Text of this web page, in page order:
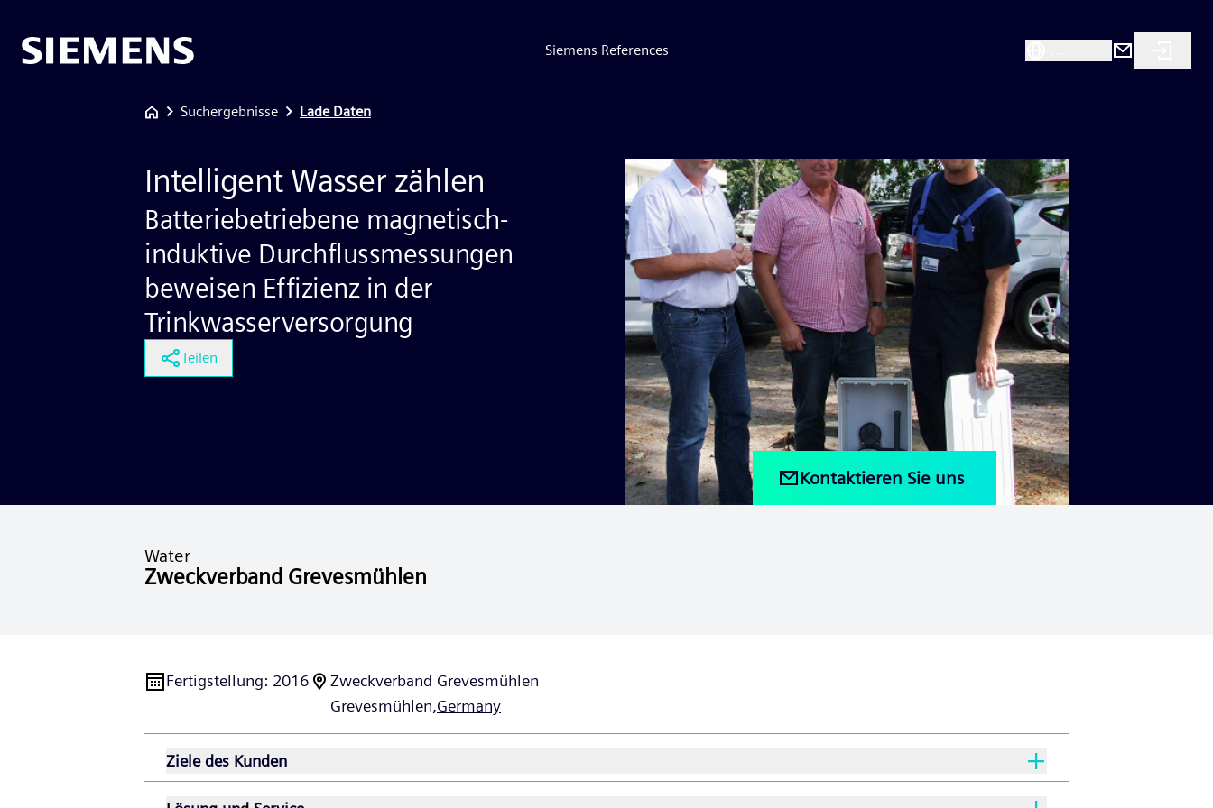
Siemens References
Suchergebnisse Lade Daten
Intelligent Wasser zählen
Batteriebetriebene magnetisch-
induktive Durchflussmessungen
beweisen Effizienz in der
Trinkwasserversorgung
Teilen
Kontaktieren Sie uns
Water
Zweckverband Grevesmühlen
Fertigstellung: 2016
Zweckverband Grevesmühlen
Grevesmühlen,Germany
Ziele des Kunden